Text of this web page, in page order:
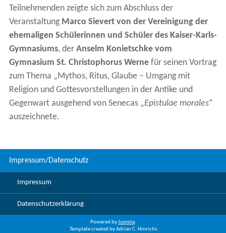
Teilnehmenden zeigte sich zum Abschluss der
Veranstaltung Marco Sievert von der Vereinigung der
ehemaligen Schülerinnen und Schüler des Kaiser-Karls-
Gymnasiums, der Anselm Konietschke vom
Gymnasium St. Christophorus Werne für seinen Vortrag
zum Thema „Mythos, Ritus, Glaube – Umgang mit
Religion und Gottesvorstellungen in der Antike und
Gegenwart ausgehend von Senecas „Epistulae morales“
auszeichnete.
Impressum/Datenschutz
Impressum
Datenschutzerklärung
Powered byJoomla.
Template created by Adrian C. Hinrichs